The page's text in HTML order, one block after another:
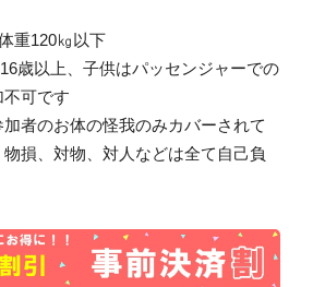
重120㎏以下
歳以上、子供はパッセンジャーでの
可です
者のお体の怪我のみカバーされて
損、対物、対人などは全て自己負